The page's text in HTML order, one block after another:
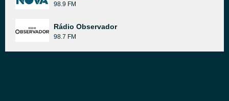
98.9 FM
Rádio Observador
98.7 FM